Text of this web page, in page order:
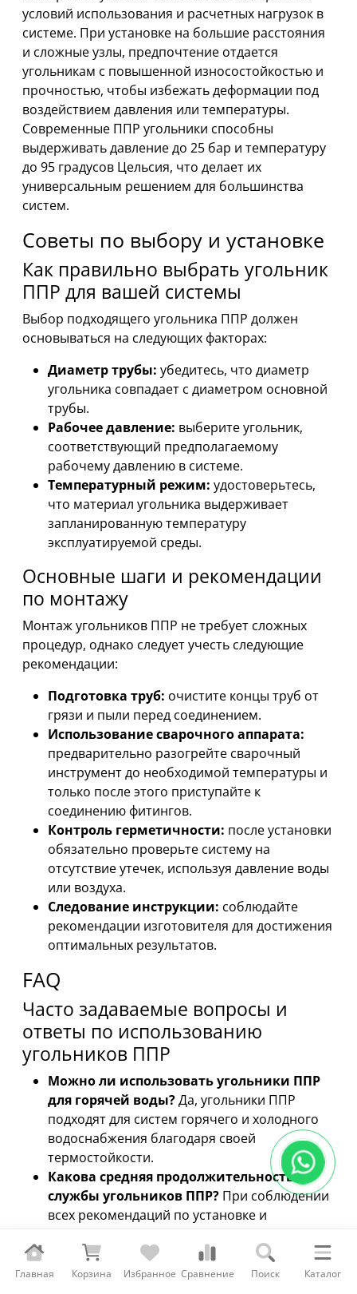
Главная Корзина Избранное Сравнение Поиск Каталог
условий использования и расчетных нагрузок в
системе. При установке на большие расстояния
и сложные узлы, предпочтение отдается
угольникам с повышенной износостойкостью и
прочностью, чтобы избежать деформации под
воздействием давления или температуры.
Современные ППР угольники способны
выдерживать давление до 25 бар и температуру
до 95 градусов Цельсия, что делает их
универсальным решением для большинства
систем.
Советы по выбору и установке
Как правильно выбрать угольник
ППР для вашей системы
Выбор подходящего угольника ППР должен
основываться на следующих факторах:
Диаметр трубы: убедитесь, что диаметр
угольника совпадает с диаметром основной
трубы.
Рабочее давление: выберите угольник,
соответствующий предполагаемому
рабочему давлению в системе.
Температурный режим: удостоверьтесь,
что материал угольника выдерживает
запланированную температуру
эксплуатируемой среды.
Основные шаги и рекомендации
по монтажу
Монтаж угольников ППР не требует сложных
процедур, однако следует учесть следующие
рекомендации:
Подготовка труб: очистите концы труб от
грязи и пыли перед соединением.
Использование сварочного аппарата:
предварительно разогрейте сварочный
инструмент до необходимой температуры и
только после этого приступайте к
соединению фитингов.
Контроль герметичности: после установки
обязательно проверьте систему на
отсутствие утечек, используя давление воды
или воздуха.
Следование инструкции: соблюдайте
рекомендации изготовителя для достижения
оптимальных результатов.
FAQ
Часто задаваемые вопросы и
ответы по использованию
угольников ППР
Можно ли использовать угольники ППР
для горячей воды?Да, угольники ППР
подходят для систем горячего и холодного
водоснабжения благодаря своей
термостойкости.
Какова средняя продолжительность
службы угольников ППР? При соблюдении
всех рекомендаций по установке и
50 лет.
Какие дополнительные меры нужны для